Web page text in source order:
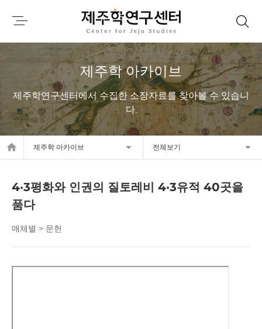
제주학 아카이브
제주학연구센터에서 수집한 소장자료를 찾아볼 수 있습니
다.
home 제주학 아카이브 전체보기
4·3평화와 인권의 질토레비 4·3유적 40곳을
품다
매체별 > 문헌